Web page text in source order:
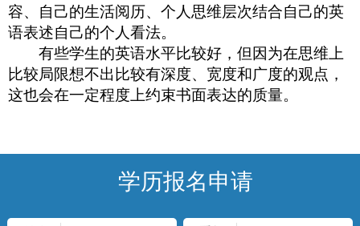
容、自己的生活阅历、个人思维层次结合自己的英
语表述自己的个人看法。
有些学生的英语水平比较好，但因为在思维上
比较局限想不出比较有深度、宽度和广度的观点，
这也会在一定程度上约束书面表达的质量。
学历报名申请